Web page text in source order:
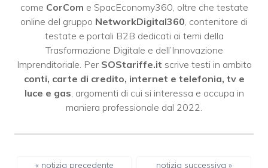
come CorCom e SpacEconomy360, oltre che testate
online del gruppo NetworkDigital360, contenitore di
testate e portali B2B dedicati ai temi della
Trasformazione Digitale e dell’Innovazione
Imprenditoriale. Per SOStariffe.it scrive testi in ambito
conti, carte di credito, internet e telefonia, tv e
luce e gas, argomenti di cui si interessa e occupa in
maniera professionale dal 2022.
« notizia precedente notizia successiva »